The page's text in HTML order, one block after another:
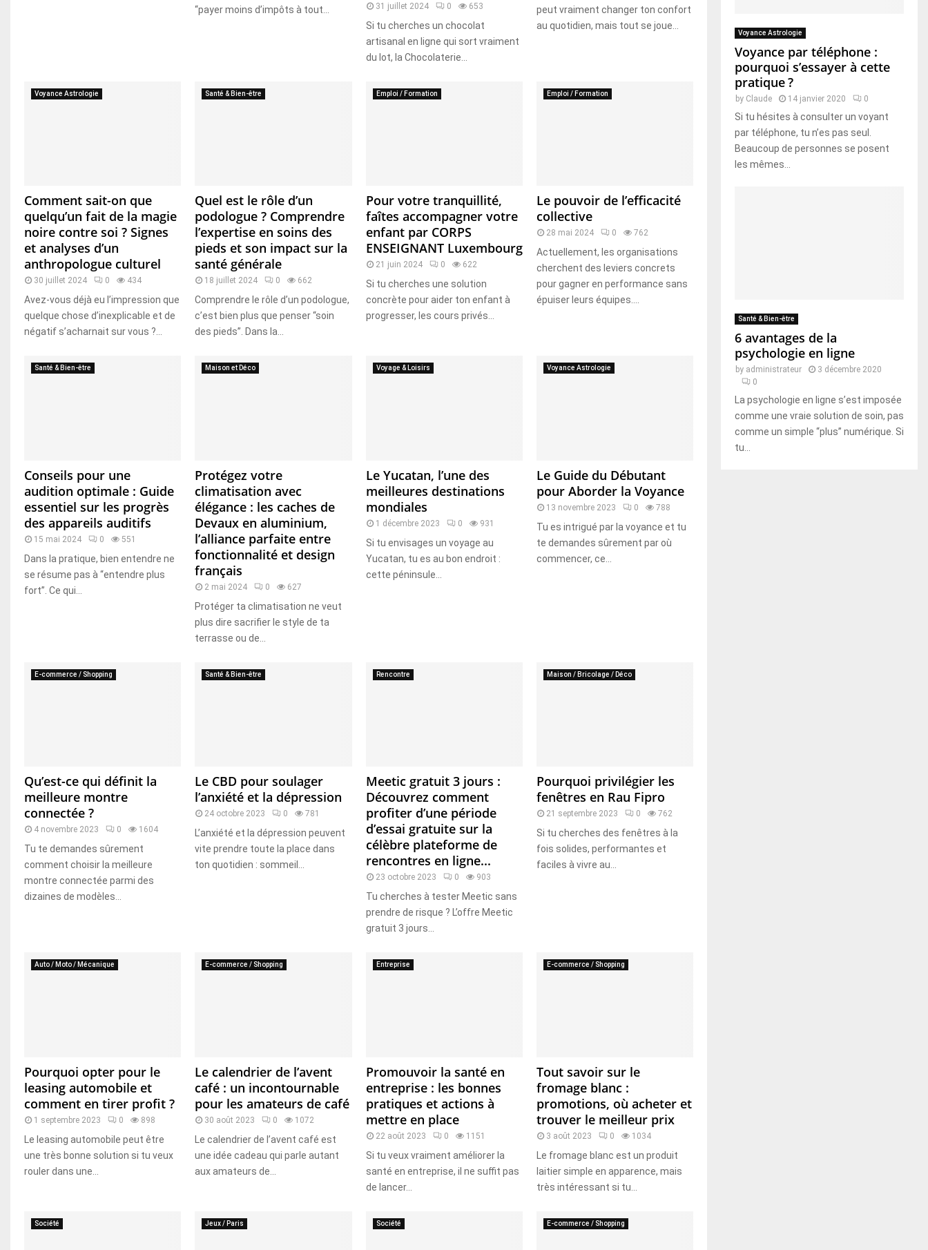
“payer moins d’impôts à tout...
31 juillet 2024 0 653
Si tu cherches un chocolat
artisanal en ligne qui sort vraiment
du lot, la Chocolaterie...
peut vraiment changer ton confort
au quotidien, mais tout se joue...
Voyance Astrologie
Comment sait-on que
quelqu’un fait de la magie
noire contre soi ? Signes
et analyses d’un
anthropologue culturel
30 juillet 2024 0 434
Avez-vous déjà eu l’impression que
quelque chose d’inexplicable et de
négatif s’acharnait sur vous ?...
Santé & Bien-être
Quel est le rôle d’un
podologue ? Comprendre
l’expertise en soins des
pieds et son impact sur la
santé générale
18 juillet 2024 0 662
Comprendre le rôle d’un podologue,
c’est bien plus que penser “soin
des pieds”. Dans la...
Emploi / Formation
Pour votre tranquillité,
faîtes accompagner votre
enfant par CORPS
ENSEIGNANT Luxembourg
21 juin 2024 0 622
Si tu cherches une solution
concrète pour aider ton enfant à
progresser, les cours privés...
Emploi / Formation
Le pouvoir de l’efficacité
collective
28 mai 2024 0 762
Actuellement, les organisations
cherchent des leviers concrets
pour gagner en performance sans
épuiser leurs équipes....
Santé & Bien-être
Conseils pour une
audition optimale : Guide
essentiel sur les progrès
des appareils auditifs
15 mai 2024 0 551
Dans la pratique, bien entendre ne
se résume pas à “entendre plus
fort”. Ce qui...
Maison et Déco
Protégez votre
climatisation avec
élégance : les caches de
Devaux en aluminium,
l’alliance parfaite entre
fonctionnalité et design
français
2 mai 2024 0 627
Protéger ta climatisation ne veut
plus dire sacrifier le style de ta
terrasse ou de...
Voyage & Loisirs
Le Yucatan, l’une des
meilleures destinations
mondiales
1 décembre 2023 0 931
Si tu envisages un voyage au
Yucatan, tu es au bon endroit :
cette péninsule...
Voyance Astrologie
Le Guide du Débutant
pour Aborder la Voyance
13 novembre 2023 0 788
Tu es intrigué par la voyance et tu
te demandes sûrement par où
commencer, ce...
E-commerce / Shopping
Qu’est-ce qui définit la
meilleure montre
connectée ?
4 novembre 2023 0 1604
Tu te demandes sûrement
comment choisir la meilleure
montre connectée parmi des
dizaines de modèles...
Santé & Bien-être
Le CBD pour soulager
l’anxiété et la dépression
24 octobre 2023 0 781
L’anxiété et la dépression peuvent
vite prendre toute la place dans
ton quotidien : sommeil...
Rencontre
Meetic gratuit 3 jours :
Découvrez comment
profiter d’une période
d’essai gratuite sur la
célèbre plateforme de
rencontres en ligne...
23 octobre 2023 0 903
Tu cherches à tester Meetic sans
prendre de risque ? L’offre Meetic
gratuit 3 jours...
Maison / Bricolage / Déco
Pourquoi privilégier les
fenêtres en Rau Fipro
21 septembre 2023 0 762
Si tu cherches des fenêtres à la
fois solides, performantes et
faciles à vivre au...
Auto / Moto / Mécanique
Pourquoi opter pour le
leasing automobile et
comment en tirer profit ?
1 septembre 2023 0 898
Le leasing automobile peut être
une très bonne solution si tu veux
rouler dans une...
E-commerce / Shopping
Le calendrier de l’avent
café : un incontournable
pour les amateurs de café
30 août 2023 0 1072
Le calendrier de l’avent café est
une idée cadeau qui parle autant
aux amateurs de...
Entreprise
Promouvoir la santé en
entreprise : les bonnes
pratiques et actions à
mettre en place
22 août 2023 0 1151
Si tu veux vraiment améliorer la
santé en entreprise, il ne suffit pas
de lancer...
E-commerce / Shopping
Tout savoir sur le
fromage blanc :
promotions, où acheter et
trouver le meilleur prix
3 août 2023 0 1034
Le fromage blanc est un produit
laitier simple en apparence, mais
très intéressant si tu...
Société Jeux / Paris Société E-commerce / Shopping
Voyance Astrologie
Voyance par téléphone :
pourquoi s’essayer à cette
pratique ?
by Claude 14 janvier 2020 0
Si tu hésites à consulter un voyant
par téléphone, tu n’es pas seul.
Beaucoup de personnes se posent
les mêmes...
Santé & Bien-être
6 avantages de la
psychologie en ligne
by administrateur
3 décembre 2020
0
La psychologie en ligne s’est imposée
comme une vraie solution de soin, pas
comme un simple “plus” numérique. Si
tu...